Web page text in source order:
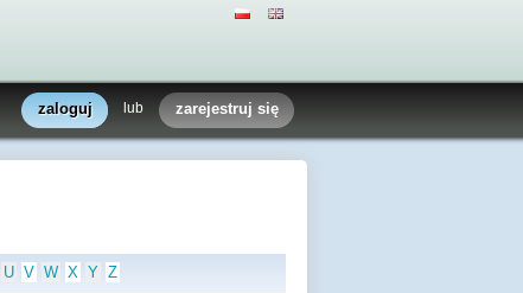
zaloguj lub zarejestruj się
U V W X Y Z